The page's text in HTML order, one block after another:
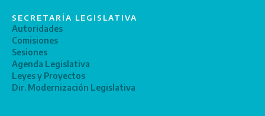
SECRETARÍA LEGISLATIVA
Autoridades
Comisiones
Sesiones
Agenda Legislativa
Leyes y Proyectos
Dir. Modernización Legislativa